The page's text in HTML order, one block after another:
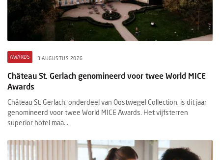
AWARDS 3 AUGUSTUS 2026
Château St. Gerlach genomineerd voor twee World MICE
Awards
Château St. Gerlach, onderdeel van Oostwegel Collection, is dit jaar
genomineerd voor twee World MICE Awards. Het vijfsterren
superior hotel maa...